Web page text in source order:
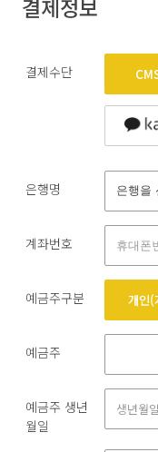
결제정보
결제수단
은행명
계좌번호
예금주구분 개인(
예금주
예금주 생년
월일